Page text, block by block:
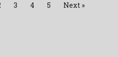
3 4 5 Next »